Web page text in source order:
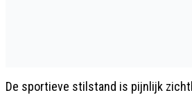
De sportieve stilstand is pijnlijk